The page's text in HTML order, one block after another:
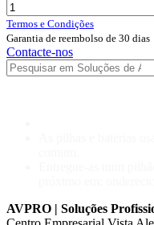
Termos e Condições
Garantia de reembolso de 30 dias
Contacte-nos
AVPRO | Soluções